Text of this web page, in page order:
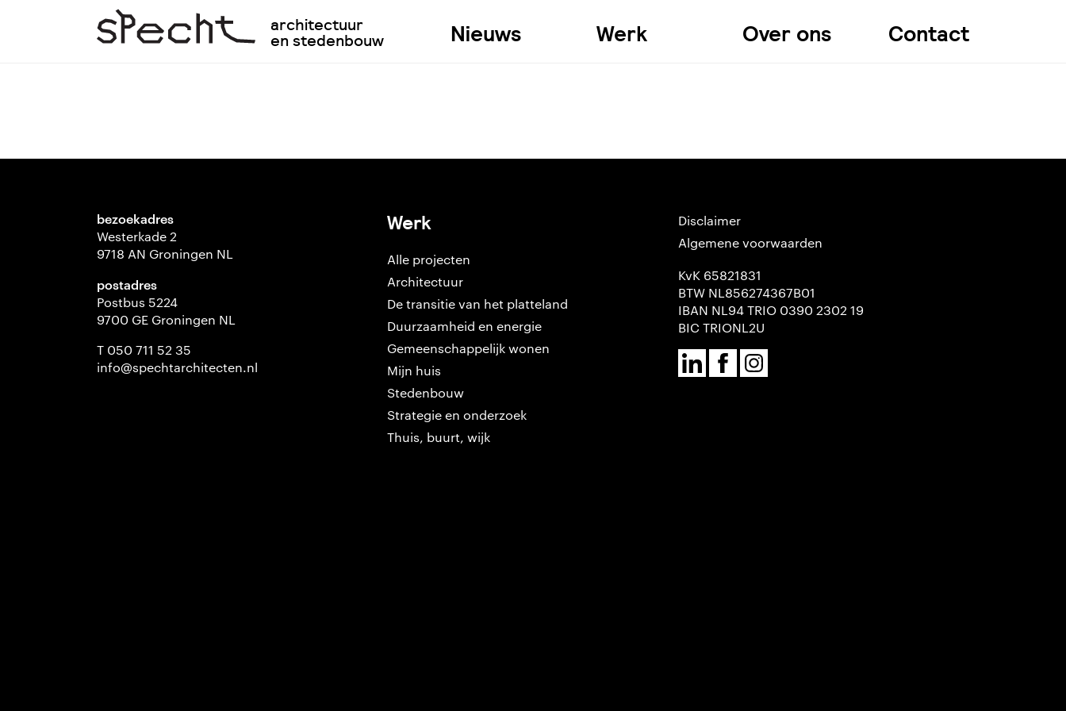
architectuur
en stedenbouw Nieuws Werk Over ons Contact
bezoekadres
Westerkade 2
9718 AN Groningen NL
postadres
Postbus 5224
9700 GE Groningen NL
T 050 711 52 35
info@spechtarchitecten.nl
Werk
Alle projecten
Architectuur
De transitie van het platteland
Duurzaamheid en energie
Gemeenschappelijk wonen
Mijn huis
Stedenbouw
Strategie en onderzoek
Thuis, buurt, wijk
Disclaimer
Algemene voorwaarden
KvK 65821831
BTW NL856274367B01
IBAN NL94 TRIO 0390 2302 19
BIC TRIONL2U